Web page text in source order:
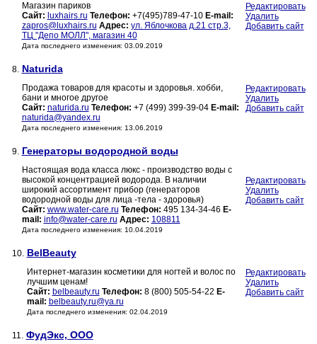
Магазин париков
Сайт: luxhairs.ru Телефон: +7(495)789-47-10 E-mail:
zapros@luxhairs.ru Адрес: ул. Яблочкова д.21 стр.3,
ТЦ "Депо МОЛЛ", магазин 40
Дата последнего изменения: 03.09.2019
Редактировать
Удалить
Добавить сайт
8. Naturida
Продажа товаров для красоты и здоровья. хобби,
бани и многое другое
Сайт: naturida.ru Телефон: +7 (499) 399-39-04 E-mail:
naturida@yandex.ru
Дата последнего изменения: 13.06.2019
Редактировать
Удалить
Добавить сайт
9. Генераторы водородной воды
Настоящая вода класса люкс - производство воды с
высокой концентрацией водорода. В наличии
широкий ассортимент прибор (генераторов
водородной воды для лица -тела - здоровья)
Сайт: www.water-care.ru Телефон: 495 134-34-46 E-
mail: info@water-care.ru Адрес: 108811
Дата последнего изменения: 10.04.2019
Редактировать
Удалить
Добавить сайт
10. BelBeauty
Интернет-магазин косметики для ногтей и волос по
лучшим ценам!
Сайт: belbeauty.ru Телефон: 8 (800) 505-54-22 E-
mail: belbeauty.ru@ya.ru
Дата последнего изменения: 02.04.2019
Редактировать
Удалить
Добавить сайт
11. ФудЭкс, ООО